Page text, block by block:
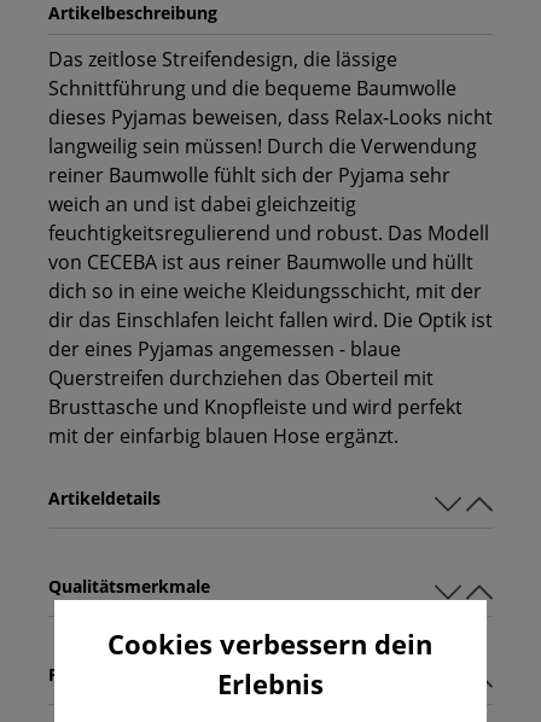
Artikelbeschreibung
Das zeitlose Streifendesign, die lässige
Schnittführung und die bequeme Baumwolle
dieses Pyjamas beweisen, dass Relax-Looks nicht
langweilig sein müssen! Durch die Verwendung
reiner Baumwolle fühlt sich der Pyjama sehr
weich an und ist dabei gleichzeitig
feuchtigkeitsregulierend und robust. Das Modell
von CECEBA ist aus reiner Baumwolle und hüllt
dich so in eine weiche Kleidungsschicht, mit der
dir das Einschlafen leicht fallen wird. Die Optik ist
der eines Pyjamas angemessen - blaue
Querstreifen durchziehen das Oberteil mit
Brusttasche und Knopfleiste und wird perfekt
mit der einfarbig blauen Hose ergänzt.
Qualitätsmerkmale
Artikeldetails
Pflegehinweise
Cookies verbessern dein
Erlebnis